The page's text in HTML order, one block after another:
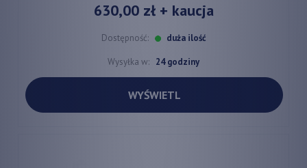
630,00 zł+ kaucja
Dostępność: duża ilość
Wysyłka w: 24 godziny
WYŚWIETL